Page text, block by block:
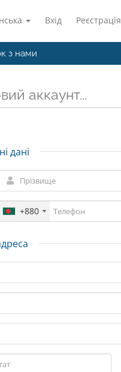
Вхід Реєстрація
з нами
аккаунт...
дані
+880